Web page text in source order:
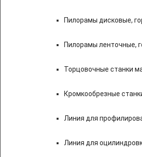
Пилорамы дисковые,
Пилорамы ленточные,
Торцовочные станки
Кромкообрезные
Линия для
Линия для